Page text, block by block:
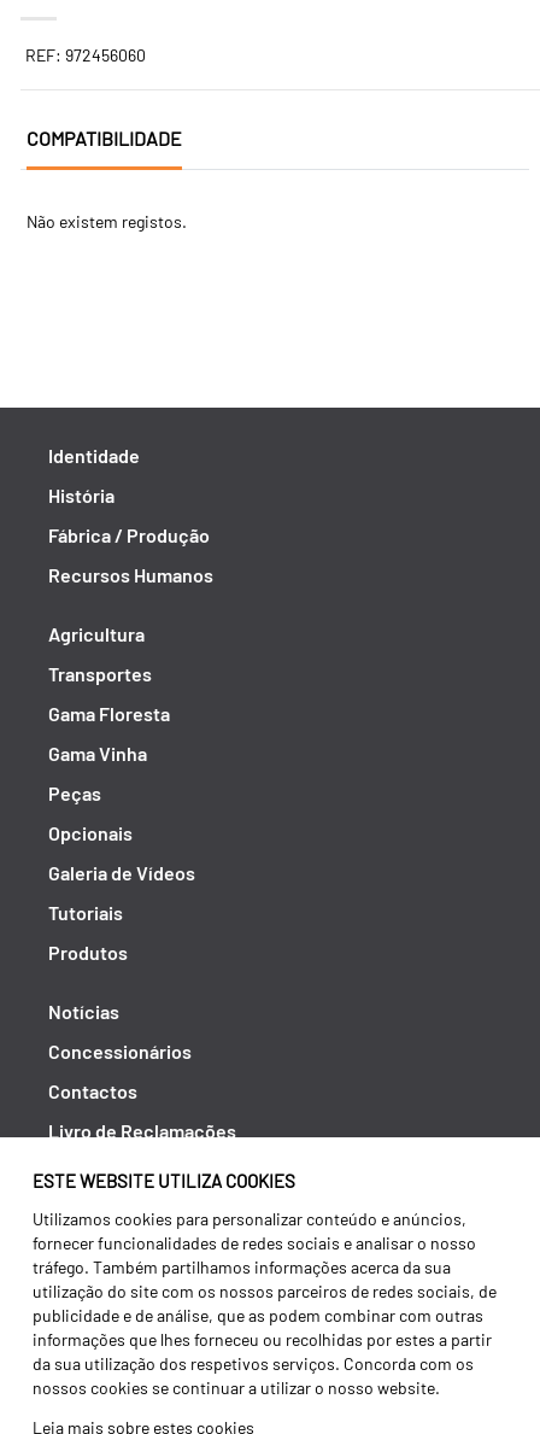
ESTE WEBSITE UTILIZA COOKIES
Utilizamos cookies para personalizar conteúdo e anúncios,
fornecer funcionalidades de redes sociais e analisar o nosso
tráfego. Também partilhamos informações acerca da sua
utilização do site com os nossos parceiros de redes sociais, de
publicidade e de análise, que as podem combinar com outras
informações que lhes forneceu ou recolhidas por estes a partir
da sua utilização dos respetivos serviços. Concorda com os
nossos cookies se continuar a utilizar o nosso website.
Leia mais sobre estes cookies
REF: 972456060
COMPATIBILIDADE
Não existem registos.
Identidade
História
Fábrica / Produção
Recursos Humanos
Agricultura
Transportes
Gama Floresta
Gama Vinha
Peças
Opcionais
Galeria de Vídeos
Tutoriais
Produtos
Notícias
Concessionários
Contactos
Livro de Reclamações
Política de Privacidade
Canal de Denúncias (RGPC)
Termos e condições